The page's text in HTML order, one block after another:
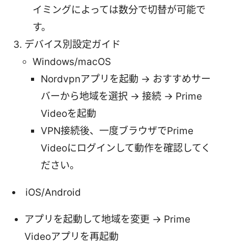
イミングによっては数分で切替が可能で
す。
デバイス別設定ガイド
Windows/macOS
Nordvpnアプリを起動 → おすすめサー
バーから地域を選択 → 接続 → Prime
Videoを起動
VPN接続後、一度ブラウザでPrime
Videoにログインして動作を確認してく
ださい。
iOS/Android
アプリを起動して地域を変更 → Prime
Videoアプリを再起動